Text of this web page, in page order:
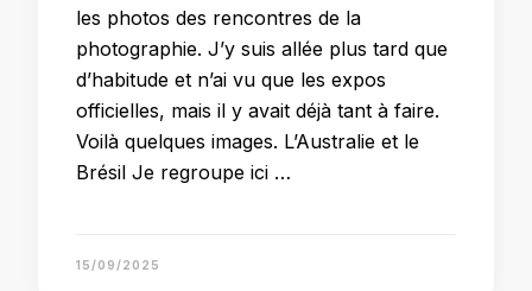
les photos des rencontres de la
photographie. J’y suis allée plus tard que
d’habitude et n’ai vu que les expos
officielles, mais il y avait déjà tant à faire.
Voilà quelques images. L’Australie et le
Brésil Je regroupe ici …
15/09/2025